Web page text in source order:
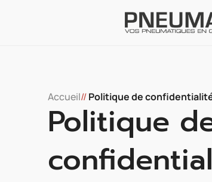
Accueil//Politique de
Politique